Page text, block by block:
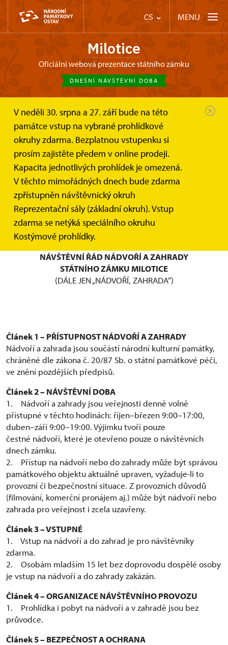
CS MENU
Milotice
oficiální webová prezentace státního zámku
DNEŠNÍ NÁVŠTĚVNÍ DOBA
V neděli 30. srpna a 27. září bude na této
památce vstup na vybrané prohlídkové
okruhy zdarma. Bezplatnou vstupenku si
prosím zajistěte předem v online prodeji.
Kapacita jednotlivých prohlídek je omezená.
V těchto mimořádných dnech bude zdarma
zpřístupněn návštěvnický okruh
Reprezentační sály (základní okruh). Vstup
zdarma se netýká speciálního okruhu
Kostýmové prohlídky.
Zámek Milotice
Informace pro návštěvníky
Návštěvní řád
Návštěvní řády státního zámku
Milotice
Zakoupením vstupenky potvrzuje návštěvník
seznámení se s tímto návštěvním řádem.
NÁRODNÍ PAMÁTKOVÝ ÚSTAV
ÚZEMNÍ PAMÁTKOVÁ SPRÁVA V KROMĚŘÍŽI
NÁVŠTĚVNÍ ŘÁD NÁDVOŘÍ A ZAHRADY
STÁTNÍHO ZÁMKU MILOTICE
(DÁLE JEN „NÁDVOŘÍ, ZAHRADA“)
Článek 1 – PŘÍSTUPNOST NÁDVOŘÍ A ZAHRADY
Nádvoří a zahrada jsou součástí národní kulturní památky,
chráněné dle zákona č. 20/87 Sb. o státní památkové péči,
ve znění pozdějších předpisů.
Článek 2 – NÁVŠTĚVNÍ DOBA
1. Nádvoří a zahrady jsou veřejnosti denně volně
přístupné v těchto hodinách: říjen–březen 9:00–17:00,
duben–září 9:00–19:00. Výjimku tvoří pouze
čestné nádvoří, které je otevřeno pouze o návštěvních
dnech zámku.
2. Přístup na nádvoří nebo do zahrady může být správou
památkového objektu aktuálně upraven, vyžaduje-li to
provozní či bezpečnostní situace. Z provozních důvodů
(filmování, komerční pronájem aj.) může být nádvoří nebo
zahrada pro veřejnost i zcela uzavřeny.
Článek 3 – VSTUPNÉ
1. Vstup na nádvoří a do zahrad je pro návštěvníky
zdarma.
2. Osobám mladším 15 let bez doprovodu dospělé osoby
je vstup na nádvoří a do zahrady zakázán.
Článek 4 – ORGANIZACE NÁVŠTĚVNÍHO PROVOZU
1. Prohlídka i pobyt na nádvoří a v zahradě jsou bez
průvodce.
Článek 5 – BEZPEČNOST A OCHRANA